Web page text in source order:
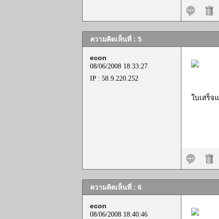
ความคิดเห็นที่ : 5
econ
08/06/2008 18:33:27
IP : 58.9.220.252
ใบเสร็จ
ความคิดเห็นที่ : 6
econ
08/06/2008 18:40:46